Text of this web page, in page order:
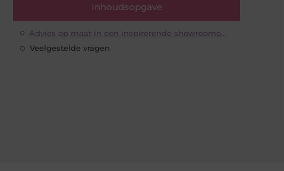
Inhoudsopgave
Veelgestelde vragen